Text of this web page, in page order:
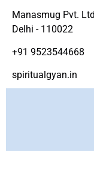
Manasmug Pvt.
Delhi - 110022
+91 9523544668
spiritualgyan.in